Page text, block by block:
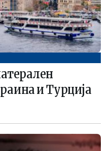
и Турција